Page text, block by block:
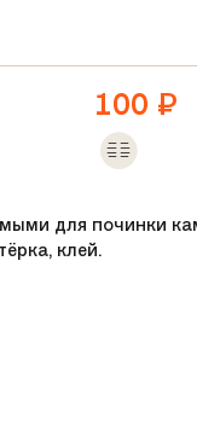
100 ₽
для починки
клей.